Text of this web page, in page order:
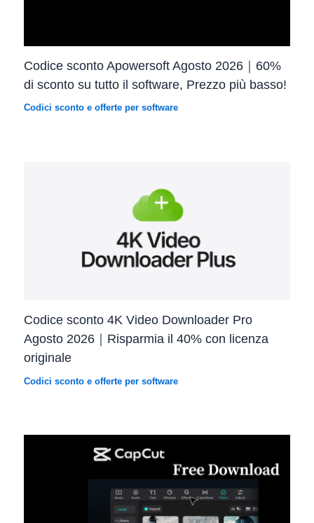
Codice sconto Apowersoft Agosto 2026｜60%
di sconto su tutto il software, Prezzo più basso!
Codici sconto e offerte per software
Codice sconto 4K Video Downloader Pro
Agosto 2026｜Risparmia il 40% con licenza
originale
Codici sconto e offerte per software